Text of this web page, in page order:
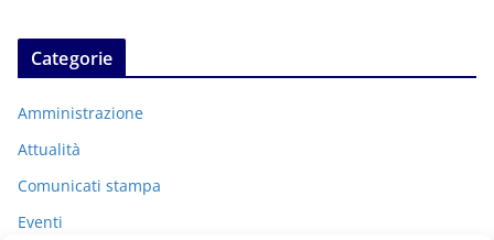
Categorie
Amministrazione
Attualità
Comunicati stampa
Eventi